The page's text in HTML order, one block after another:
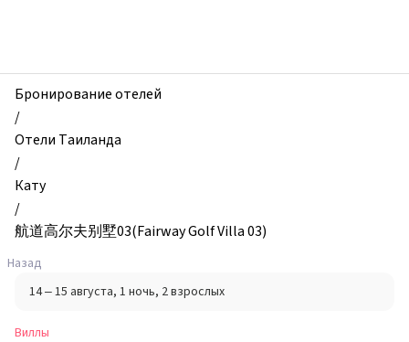
航
道
高
尔
夫
别
墅
03(Fairway
Golf
Villa
03),
Кату,
Бронирование отелей
/
Отели Таиланда
/
Кату
/
航道高尔夫别墅03(Fairway Golf Villa 03)
Назад
14 – 15 августа, 1 ночь, 2 взрослых
Виллы